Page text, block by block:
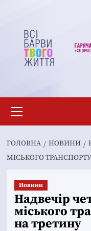
вмісту
меню
ГОЛОВНА НОВИНИ
МІСЬКОГО
Новини
Надвечір
міського
на третину